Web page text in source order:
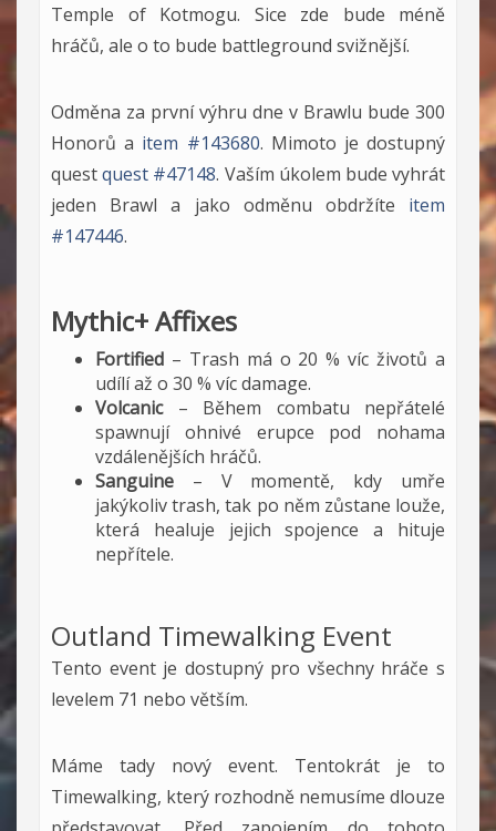
Temple of Kotmogu. Sice zde bude méně
hráčů, ale o to bude battleground svižnější.
Odměna za první výhru dne v Brawlu bude 300
Honorů a item #143680. Mimoto je dostupný
questquest #47148. Vaším úkolem bude vyhrát
jeden Brawl a jako odměnu obdržíte item
#147446.
Mythic+ Affixes
Fortified – Trash má o 20 % víc životů a
udílí až o 30 % víc damage.
Volcanic– Během combatu nepřátelé
spawnují ohnivé erupce pod nohama
vzdálenějších hráčů.
Sanguine – V momentě, kdy umře
jakýkoliv trash, tak po něm zůstane louže,
která healuje jejich spojence a hituje
nepřítele.
Outland Timewalking Event
Tento event je dostupný pro všechny hráče s
levelem 71 nebo větším.
Máme tady nový event. Tentokrát je to
Timewalking, který rozhodně nemusíme dlouze